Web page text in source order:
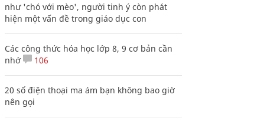
như 'chó với mèo', người tinh ý còn phát
hiện một vấn đề trong giáo dục con
Các công thức hóa học lớp 8, 9 cơ bản cần
nhớ
106
20 số điện thoại ma ám bạn không bao giờ
nên gọi